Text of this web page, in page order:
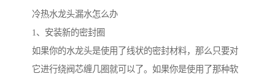
冷热水龙头漏水怎么办
1、安装新的密封圈
如果你的水龙头是使用了线状的密封材料，那么只要对
它进行绕阀芯缠几圈就可以了。如果你是使用了那种软